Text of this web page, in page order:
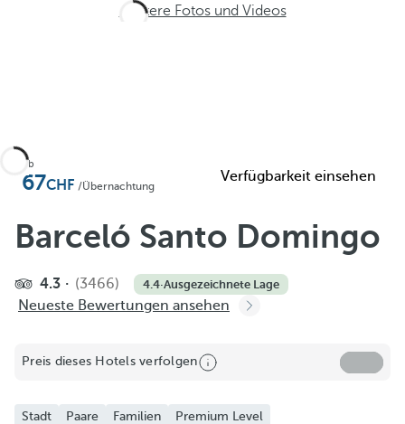
Weitere Fotos und Videos
Ab
67 /Übernachtung
Verfügbarkeit einsehen
Barceló Santo Domingo
4.3 (3466) 4.4·Ausgezeichnete Lage
Neueste Bewertungen ansehen
Preis dieses Hotels verfolgen
Stadt Paare Familien
Premium Level